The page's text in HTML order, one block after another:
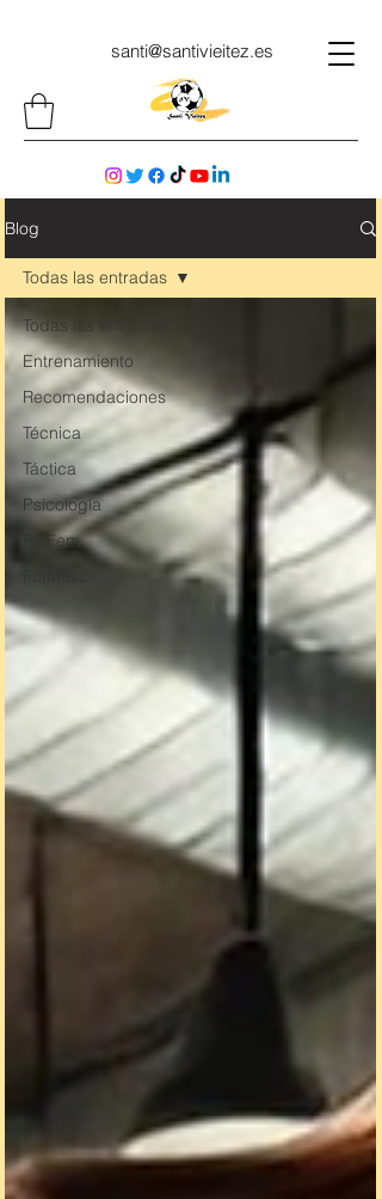
santi@santivieitez.es
Blog
Todas las entradas
Entrenamiento
Recomendaciones
Técnica
Táctica
Psicología
FútFem
Todas las entradas